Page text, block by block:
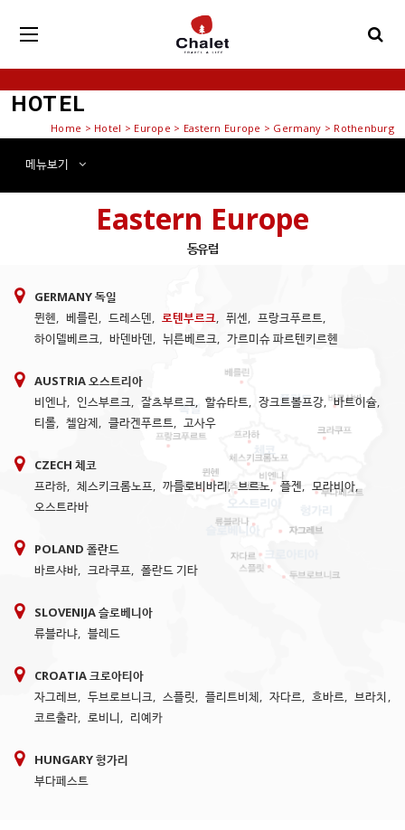
HOTEL
Home > Hotel > Europe > Eastern Europe > Germany > Rothenburg
메뉴보기
동유럽
Eastern Europe
GERMANY 독일
뮌헨, 베를린, 드레스덴, 로텐부르크, 퓌센, 프랑크푸르트,
하이델베르크, 바덴바덴, 뉘른베르크, 가르미슈 파르텐키르헨
AUSTRIA 오스트리아
비엔나, 인스부르크, 잘츠부르크, 할슈타트, 장크트볼프강, 바트이슐,
티롤, 첼암제, 클라겐푸르트, 고사우
CZECH 체코
프라하, 체스키크롬노프, 까를로비바리, 브르노, 플젠, 모라비아,
오스트라바
POLAND 폴란드
바르샤바, 크라쿠프, 폴란드 기타
SLOVENIJA 슬로베니아
류블라냐, 블레드
CROATIA 크로아티아
자그레브, 두브로브니크, 스플릿, 플리트비체, 자다르, 흐바르, 브라치,
코르출라, 로비니, 리예카
HUNGARY 헝가리
부다페스트